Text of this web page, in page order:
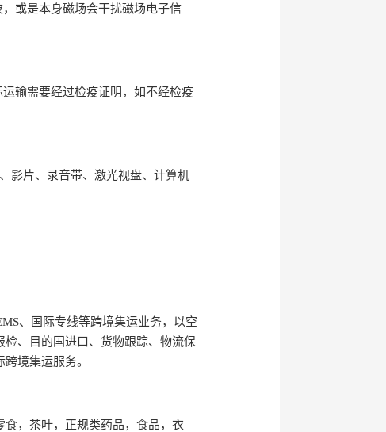
或是本身磁场会干扰磁场电子信
输需要经过检疫证明，如不经检疫
影片、录音带、激光视盘、计算机
、国际专线等跨境集运业务，以空
、目的国进口、货物跟踪、物流保
境集运服务。
，茶叶，正规类药品，食品，衣